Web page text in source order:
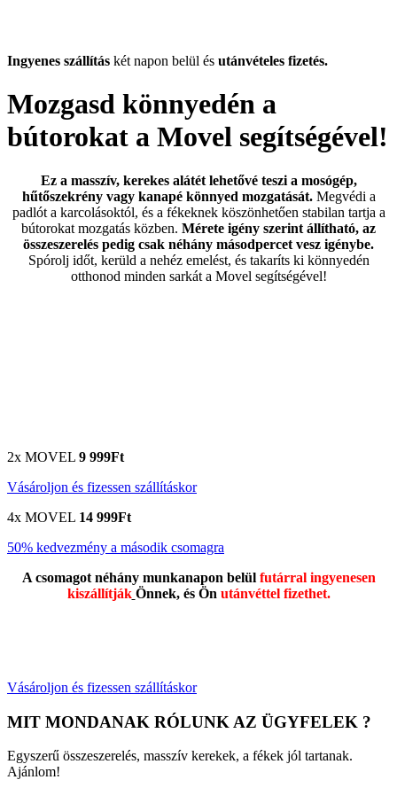
Ingyenes szállítás két napon belül és utánvételes fizetés.
Mozgasd könnyedén a
bútorokat a Movel segítségével!
Ez a masszív, kerekes alátét lehetővé teszi a mosógép,
hűtőszekrény vagy kanapé könnyed mozgatását.Megvédi a
padlót a karcolásoktól, és a fékeknek köszönhetően stabilan tartja a
bútorokat mozgatás közben. Mérete igény szerint állítható, az
összeszerelés pedig csak néhány másodpercet vesz igénybe.
Spórolj időt, kerüld a nehéz emelést, és takaríts ki könnyedén
otthonod minden sarkát a Movel segítségével!
2x MOVEL 9 999Ft
Vásároljon és fizessen szállításkor
4x MOVEL 14 999Ft
50% kedvezmény a második csomagra
A csomagot néhány munkanapon belül futárral ingyenesen
kiszállítják Önnek, és Ön utánvéttel fizethet.
Vásároljon és fizessen szállításkor
MIT MONDANAK RÓLUNK AZ ÜGYFELEK ?
Egyszerű összeszerelés, masszív kerekek, a fékek jól tartanak.
Ajánlom!